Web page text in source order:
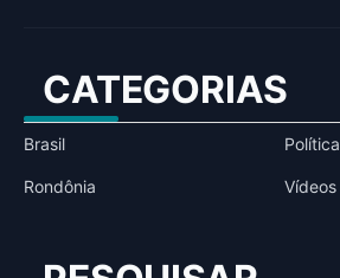
CATEGORIAS
Brasil Política
Rondônia Vídeos